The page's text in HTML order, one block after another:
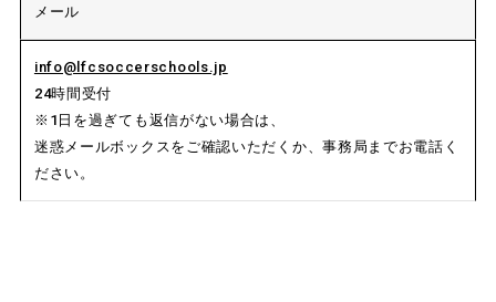
メール
info@lfcsoccerschools.jp
24時間受付
※1日を過ぎても返信がない場合は、
迷惑メールボックスをご確認いただくか、事務局までお電話く
ださい。